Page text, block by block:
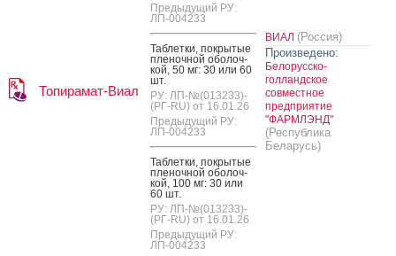
Топирамат-Виал
Предыдущий РУ:
ЛП-004233
Таб­летки, пок­ры­тые
пле­ноч­ной обо­лоч­
кой, 50 мг: 30 или 60
шт.
РУ: ЛП-№(013233)-
(РГ-RU) от 16.01.26
Предыдущий РУ:
ЛП-004233
Таб­летки, пок­ры­тые
пле­ноч­ной обо­лоч­
кой, 100 мг: 30 или
60 шт.
РУ: ЛП-№(013233)-
(РГ-RU) от 16.01.26
Предыдущий РУ:
ЛП-004233
ВИАЛ (Россия)
Произведено:
Белорусско-
голландское
совместное
предприятие
"ФАРМЛЭНД"
(Республика
Беларусь)